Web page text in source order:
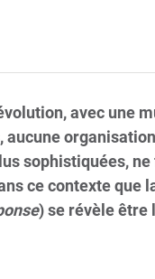
avec une
sophistiquées,
ce contexte que
) se révèle être